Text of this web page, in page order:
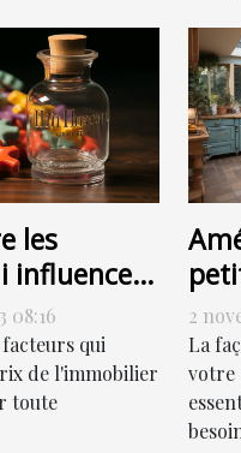
les
influencent
08:16
qui
de l'immobilier
toute
2
La
votre